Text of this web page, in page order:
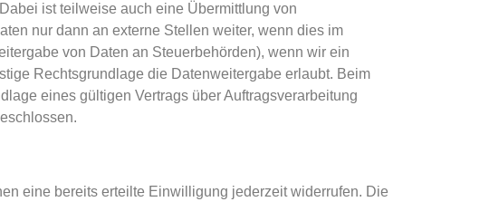
ist teilweise auch eine Übermittlung von
nur dann an externe Stellen weiter, wenn dies im
von Daten an Steuerbehörden), wenn wir ein
Rechtsgrundlage die Datenweitergabe erlaubt. Beim
eines gültigen Vertrags über Auftragsverarbeitung
eine bereits erteilte Einwilligung jederzeit widerrufen. Die